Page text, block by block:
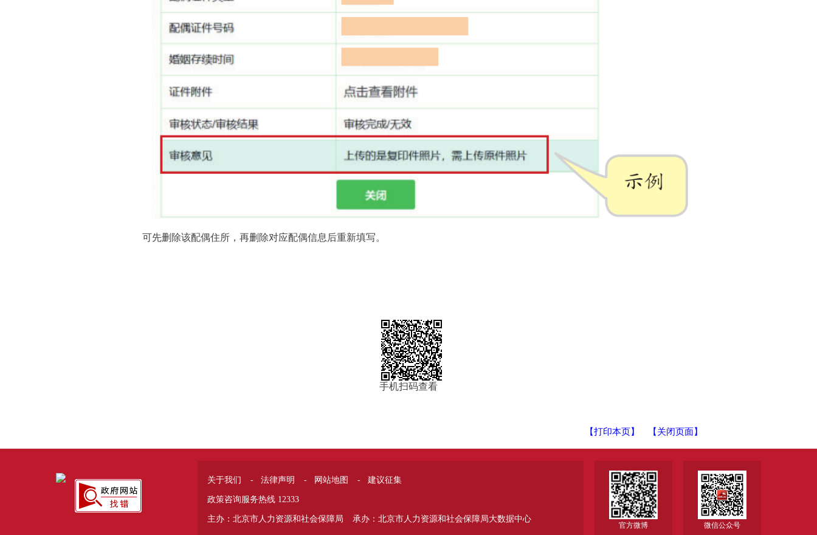
可先删除该配偶住所，再删除对应配偶信息后重新填写。
手机扫码查看
【打印本页】 【关闭页面】
微信公众号
官方微博
关于我们 - 法律声明 - 网站地图 - 建议征集
政策咨询服务热线 12333
主办：北京市人力资源和社会保障局 承办：北京市人力资源和社会保障局大数据中心